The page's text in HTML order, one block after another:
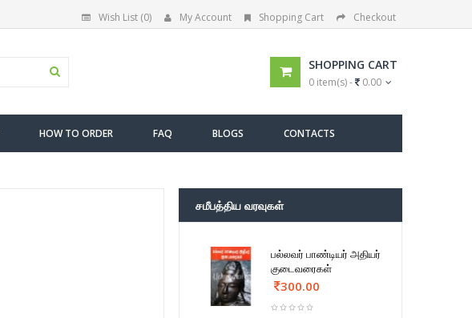
Wish List (0) My Account Shopping Cart Checkout
SHOPPING CART
0 item(s) - 0.00
HOW TO ORDER FAQ BLOGS CONTACTS
சமீபத்திய வரவுகள்
பல்லவர் பாண்டியர் அதியர்
குடைவரைகள்
300.00